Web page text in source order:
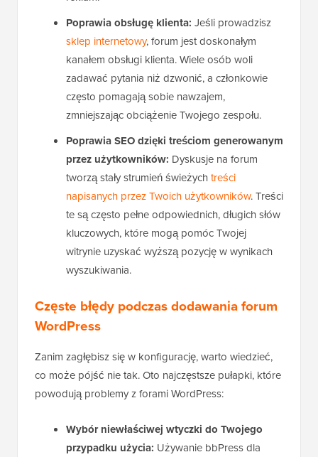
Poprawia obsługę klienta: Jeśli prowadzisz
sklep internetowy, forum jest doskonałym
kanałem obsługi klienta. Wiele osób woli
zadawać pytania niż dzwonić, a członkowie
często pomagają sobie nawzajem,
zmniejszając obciążenie Twojego zespołu.
Poprawia SEO dzięki treściom generowanym
przez użytkowników: Dyskusje na forum
tworzą stały strumień świeżychtreści
napisanych przez Twoich użytkowników. Treści
te są często pełne odpowiednich, długich słów
kluczowych, które mogą pomóc Twojej
witrynie uzyskać wyższą pozycję w wynikach
wyszukiwania.
Częste błędy podczas dodawania forum
WordPress
Zanim zagłębisz się w konfigurację, warto wiedzieć,
co może pójść nie tak. Oto najczęstsze pułapki, które
powodują problemy z forami WordPress:
Wybór niewłaściwej wtyczki do Twojego
przypadku użycia: Używanie bbPress dla